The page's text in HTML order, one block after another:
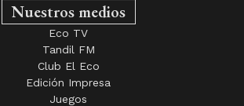
Nuestros medios
Eco TV
Tandil FM
Club El Eco
Edición Impresa
Juegos